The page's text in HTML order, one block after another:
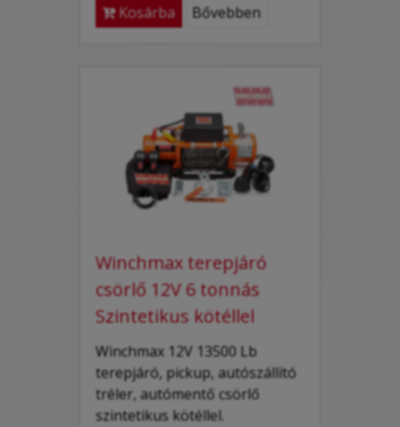
Kosárba
Bővebben
Winchmax terepjáró
csörlő 12V 6 tonnás
Szintetikus kötéllel
Winchmax 12V 13500 Lb
terepjáró, pickup, autószállító
tréler, autómentő csörlő
szintetikus kötéllel.